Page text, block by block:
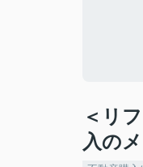
＜リ
入の